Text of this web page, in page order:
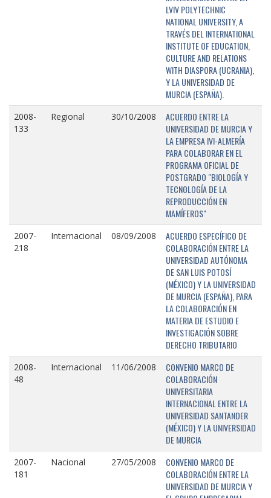
LVIV POLYTECHNIC
NATIONAL UNIVERSITY, A
TRAVÉS DEL INTERNATIONAL
INSTITUTE OF EDUCATION,
CULTURE AND RELATIONS
WITH DIASPORA (UCRANIA),
Y LA UNIVERSIDAD DE
MURCIA (ESPAÑA).
2008-
133
Regional 30/10/2008
ACUERDO ENTRE LA
UNIVERSIDAD DE MURCIA Y
LA EMPRESA IVI-ALMERÍA
PARA COLABORAR EN EL
PROGRAMA OFICIAL DE
POSTGRADO "BIOLOGÍA Y
TECNOLOGÍA DE LA
REPRODUCCIÓN EN
MAMÍFEROS"
2007-
218
Internacional 08/09/2008
ACUERDO ESPECÍFICO DE
COLABORACIÓN ENTRE LA
UNIVERSIDAD AUTÓNOMA
DE SAN LUIS POTOSÍ
(MÉXICO) Y LA UNIVERSIDAD
DE MURCIA (ESPAÑA), PARA
LA COLABORACIÓN EN
MATERIA DE ESTUDIO E
INVESTIGACIÓN SOBRE
DERECHO TRIBUTARIO
2008-
48
Internacional 11/06/2008
CONVENIO MARCO DE
COLABORACIÓN
UNIVERSITARIA
INTERNACIONAL ENTRE LA
UNIVERSIDAD SANTANDER
(MÉXICO) Y LA UNIVERSIDAD
DE MURCIA
2007-
181
Nacional 27/05/2008
CONVENIO MARCO DE
COLABORACIÓN ENTRE LA
UNIVERSIDAD DE MURCIA Y